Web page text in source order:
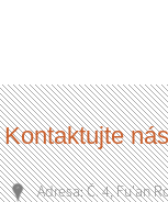
Kontaktujte
Adresa: Č. 4, Fu'an